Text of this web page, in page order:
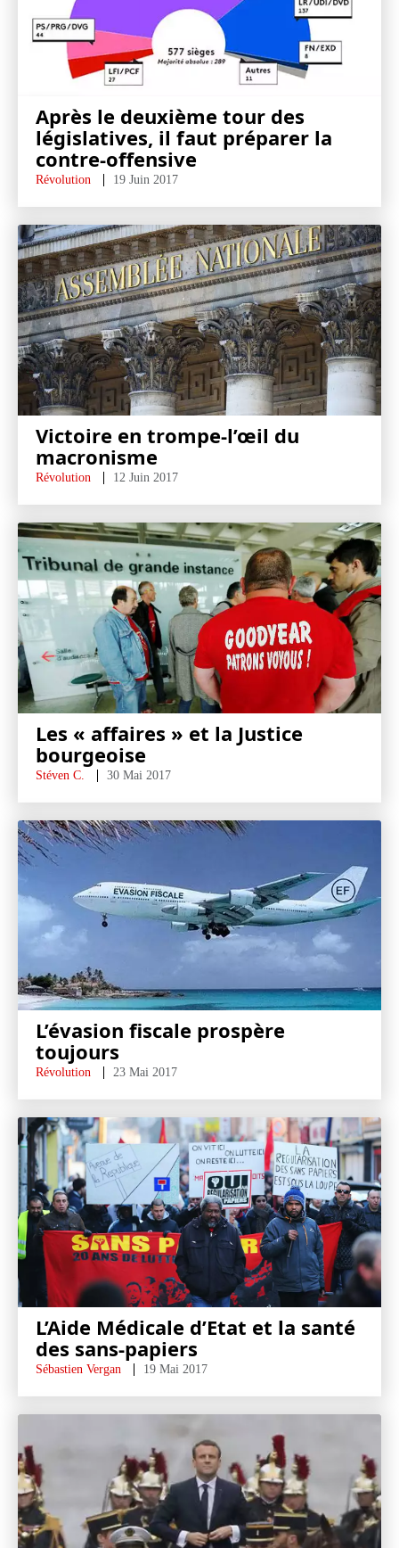
Après le deuxième tour des
législatives, il faut préparer la
contre-offensive
Révolution 19 Juin 2017
Victoire en trompe-l’œil du
macronisme
Révolution 12 Juin 2017
Les « affaires » et la Justice
bourgeoise
Stéven C. 30 Mai 2017
L’évasion fiscale prospère
toujours
Révolution 23 Mai 2017
L’Aide Médicale d’Etat et la santé
des sans-papiers
Sébastien Vergan 19 Mai 2017